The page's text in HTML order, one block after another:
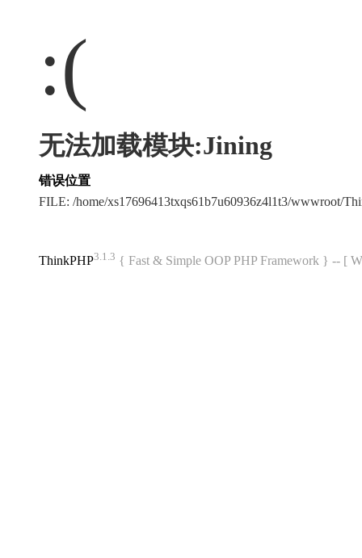
:(
无法加载模块:Jining
错误位置
FILE: /home/xs17696413txqs61b7u60936z4l1t3/wwwroot/
ThinkPHP3.1.3 { Fast & Simple OOP PHP Framework } -- [